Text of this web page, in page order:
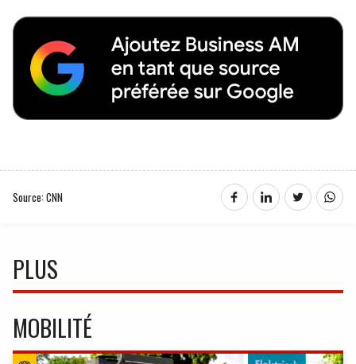
Source: CNN
PLUS
MOBILITÉ